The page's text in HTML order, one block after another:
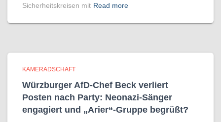
Sicherheitskreisen mit Read more
KAMERADSCHAFT
Würzburger AfD-Chef Beck verliert
Posten nach Party: Neonazi-Sänger
engagiert und „Arier“-Gruppe begrüßt?